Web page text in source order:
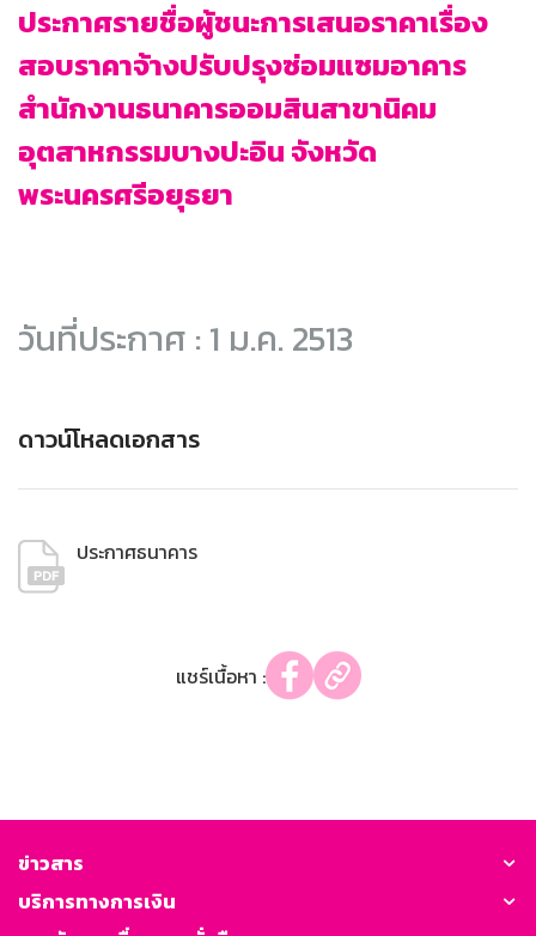
ประกาศรายชื่อผู้ชนะการเสนอราคาเรื่อง
สอบราคาจ้างปรับปรุงซ่อมแซมอาคาร
สำนักงานธนาคารออมสินสาขานิคม
อุตสาหกรรมบางปะอิน จังหวัด
พระนครศรีอยุธยา
วันที่ประกาศ : 1 ม.ค. 2513
ดาวน์โหลดเอกสาร
ประกาศธนาคาร
แชร์เนื้อหา :
ข่าวสาร
บริการทางการเงิน